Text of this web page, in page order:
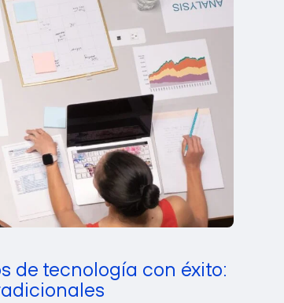
de tecnología con éxito: